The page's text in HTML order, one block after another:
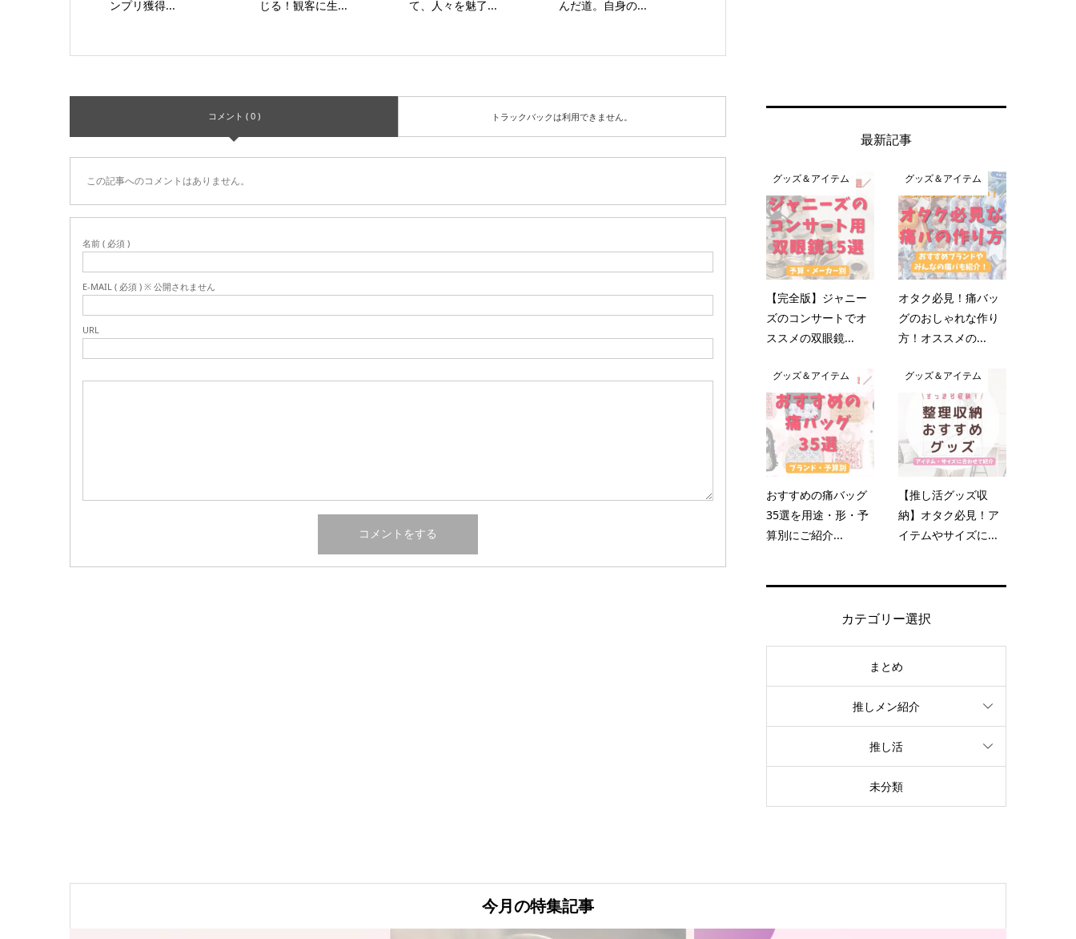
ンプリ獲得...
じる！観客に生...
て、人々を魅了...
んだ道。自身の...
コメント ( 0 ) トラックバックは利用できません。
この記事へのコメントはありません。
名前 ( 必須 )
E-MAIL ( 必須 ) ※ 公開されません
URL
最新記事
グッズ＆アイテム
【完全版】ジャニー
ズのコンサートでオ
ススメの双眼鏡...
グッズ＆アイテム
オタク必見！痛バッ
グのおしゃれな作り
方！オススメの...
グッズ＆アイテム
おすすめの痛バッグ
35選を用途・形・予
算別にご紹介...
グッズ＆アイテム
【推し活グッズ収
納】オタク必見！ア
イテムやサイズに...
カテゴリー選択
まとめ
推しメン紹介
推し活
未分類
今月の特集記事